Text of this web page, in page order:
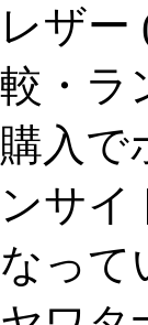
レザー
較・ラ
購入で
ンサイ
なって